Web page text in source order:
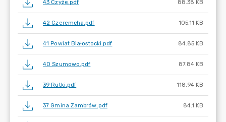
43 Czyże.pdf 88.38 KB
42 Czeremcha.pdf 105.11 KB
41 Powiat Białostocki.pdf 84.85 KB
40 Szumowo.pdf 87.84 KB
39 Rutki.pdf 118.94 KB
37 Gmina Zambrów.pdf 84.1 KB